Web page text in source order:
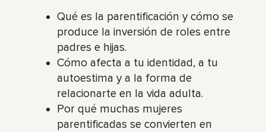
Qué es la parentificación y cómo se
produce la inversión de roles entre
padres e hijas.
Cómo afecta a tu identidad, a tu
autoestima y a la forma de
relacionarte en la vida adulta.
Por qué muchas mujeres
parentificadas se convierten en